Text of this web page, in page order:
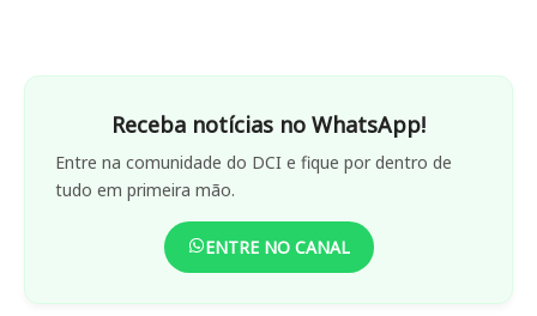
Receba notícias no WhatsApp!
Entre na comunidade do DCI e fique por dentro de
tudo em primeira mão.
ENTRE NO CANAL